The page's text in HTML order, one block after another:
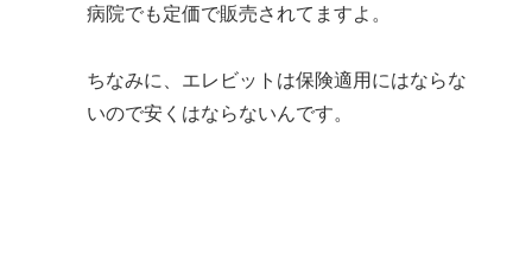
病院でも定価で販売されてますよ。
ちなみに、エレビットは保険適用にはならな
いので安くはならないんです。